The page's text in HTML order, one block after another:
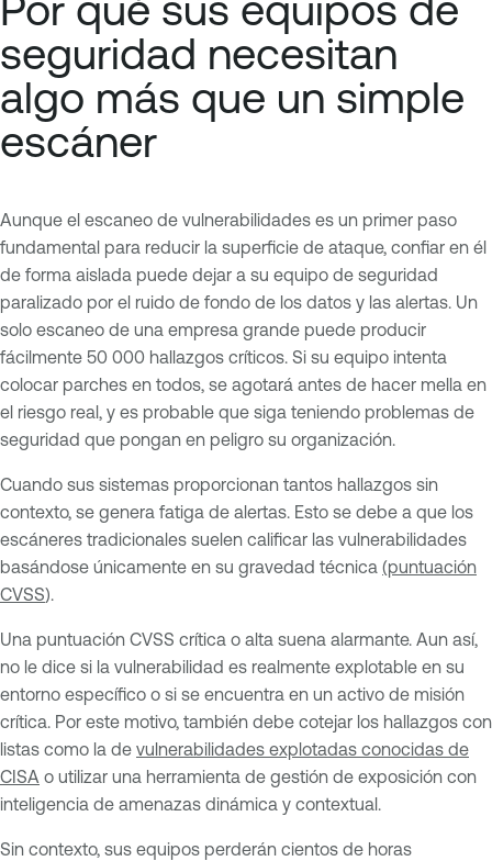
seguridad necesitan
algo más que un simple
escáner
Aunque el escaneo de vulnerabilidades es un primer paso
fundamental para reducir la superficie de ataque, confiar en él
de forma aislada puede dejar a su equipo de seguridad
paralizado por el ruido de fondo de los datos y las alertas. Un
solo escaneo de una empresa grande puede producir
fácilmente 50 000 hallazgos críticos. Si su equipo intenta
colocar parches en todos, se agotará antes de hacer mella en
el riesgo real, y es probable que siga teniendo problemas de
seguridad que pongan en peligro su organización.
Cuando sus sistemas proporcionan tantos hallazgos sin
contexto, se genera fatiga de alertas. Esto se debe a que los
escáneres tradicionales suelen calificar las vulnerabilidades
basándose únicamente en su gravedad técnica (puntuación
CVSS).
Una puntuación CVSS crítica o alta suena alarmante. Aun así,
no le dice si la vulnerabilidad es realmente explotable en su
entorno específico o si se encuentra en un activo de misión
crítica. Por este motivo, también debe cotejar los hallazgos con
listas como la de vulnerabilidades explotadas conocidas de
CISA o utilizar una herramienta de gestión de exposición con
inteligencia de amenazas dinámica y contextual.
Sin contexto, sus equipos perderán cientos de horas